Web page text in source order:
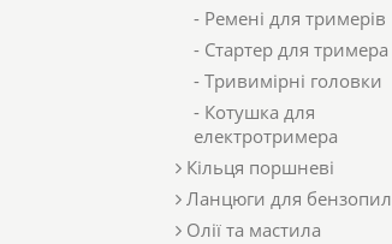
- Ремені для тримерів
- Стартер для тримера
- Тривимірні головки
- Котушка для
електротримера
Кільця поршневі
Ланцюги для бензопил
Олії та мастила